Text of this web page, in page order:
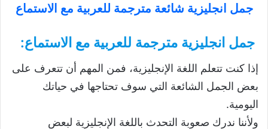
جمل انجليزية شائعة مترجمة للعربية مع الاستماع
جمل انجليزية مترجمة للعربية مع الاستماع:
إذا كنت تتعلم اللغة الإنجليزية، فمن المهم أن تتعرف على
بعض الجمل الشائعة التي سوف تحتاجها في حياتك
اليومية.
ولأننا ندرك صعوبة التحدث باللغة الإنجليزية لبعض